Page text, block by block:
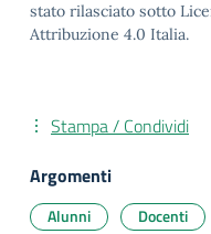
stato rilasciato sotto
Attribuzione 4.0 Italia.
Stampa / Condividi
Argomenti
Alunni Docenti